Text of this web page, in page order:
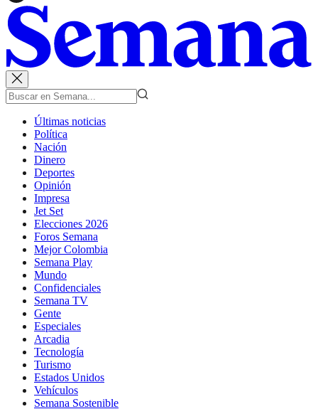
Últimas noticias
Política
Nación
Dinero
Deportes
Opinión
Impresa
Jet Set
Elecciones 2026
Foros Semana
Mejor Colombia
Semana Play
Mundo
Confidenciales
Semana TV
Gente
Especiales
Arcadia
Tecnología
Turismo
Estados Unidos
Vehículos
Semana Sostenible